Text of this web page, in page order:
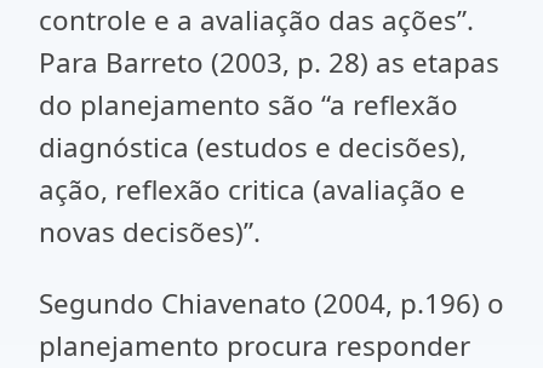
controle e a avaliação das ações”.
Para Barreto (2003, p. 28) as etapas
do planejamento são “a reflexão
diagnóstica (estudos e decisões),
ação, reflexão critica (avaliação e
novas decisões)”.
Segundo Chiavenato (2004, p.196) o
planejamento procura responder